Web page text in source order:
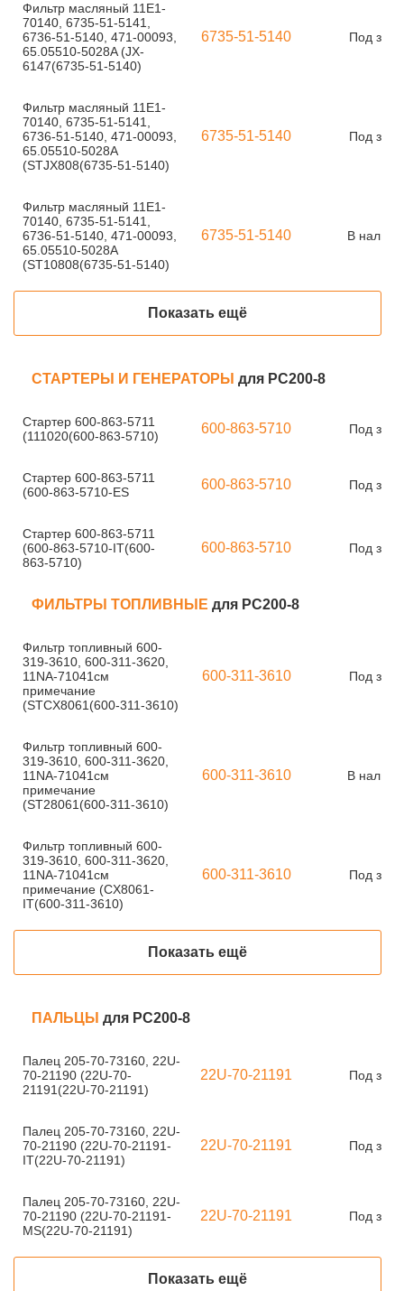
Фильтр масляный 11E1-
70140, 6735-51-5141,
6736-51-5140, 471-00093,
65.05510-5028A (JX-
6147(6735-51-5140)
6735-51-5140 Под
Фильтр масляный 11E1-
70140, 6735-51-5141,
6736-51-5140, 471-00093,
65.05510-5028A
(STJX808(6735-51-5140)
6735-51-5140 Под
Фильтр масляный 11E1-
70140, 6735-51-5141,
6736-51-5140, 471-00093,
65.05510-5028A
(ST10808(6735-51-5140)
6735-51-5140 В
Показать ещё
СТАРТЕРЫ И ГЕНЕРАТОРЫ для PC200-8
Стартер 600-863-5711
(111020(600-863-5710)
600-863-5710 Под
Стартер 600-863-5711
(600-863-5710-ES
600-863-5710 Под
Стартер 600-863-5711
(600-863-5710-IT(600-
863-5710)
600-863-5710 Под
ФИЛЬТРЫ ТОПЛИВНЫЕ для PC200-8
Фильтр топливный 600-
319-3610, 600-311-3620,
11NA-71041см
примечание
(STCX8061(600-311-3610)
600-311-3610 Под
Фильтр топливный 600-
319-3610, 600-311-3620,
11NA-71041см
примечание
(ST28061(600-311-3610)
600-311-3610 В
Фильтр топливный 600-
319-3610, 600-311-3620,
11NA-71041см
примечание (CX8061-
IT(600-311-3610)
600-311-3610 Под
Показать ещё
ПАЛЬЦЫ для PC200-8
Палец 205-70-73160, 22U-
70-21190 (22U-70-
21191(22U-70-21191)
22U-70-21191 Под
Палец 205-70-73160, 22U-
70-21190 (22U-70-21191-
IT(22U-70-21191)
22U-70-21191 Под
Палец 205-70-73160, 22U-
70-21190 (22U-70-21191-
MS(22U-70-21191)
22U-70-21191 Под
Показать ещё